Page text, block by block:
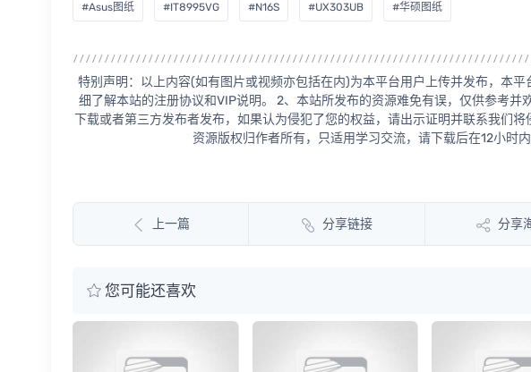
#Asus图纸 #IT8995VG #N16S #UX303UB #华硕图纸
特别声明：以上内容(如有图片或视频亦包括在内)为本平台用户上传并发布，本
细了解本站的注册协议和VIP说明。 2、本站所发布的资源难免有误，仅供参考并
下载或者第三方发布者发布，如果认为侵犯了您的权益，请出示证明并联系我们
资源版权归作者所有，只适用学习交流，请下载后在12小时
上一篇 分享链接 分享
您可能还喜欢